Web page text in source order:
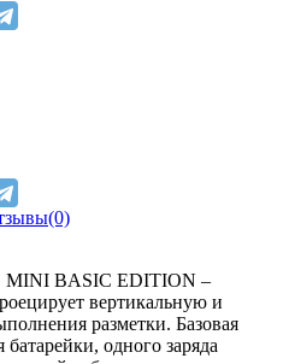
MINI BASIC EDITION –
вертикальную и
разметки. Базовая
одного заряда